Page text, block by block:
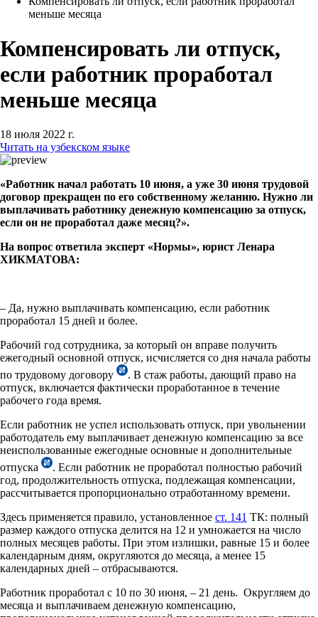
меньше месяца
Компенсировать ли отпуск,
если работник проработал
меньше месяца
18 июля 2022 г.
Читать на узбекском языке
«Работник начал работать 10 июня, а уже 30 июня трудовой
договор прекращен по его собственному желанию. Нужно ли
выплачивать работнику денежную компенсацию за отпуск,
если он не проработал даже месяц?».
На вопрос ответила эксперт «Нормы», юрист Ленара
ХИКМАТОВА:
– Да, нужно выплачивать компенсацию, если работник
проработал 15 дней и более.
Рабочий год сотрудника, за который он вправе получить
ежегодный основной отпуск, исчисляется со дня начала работы
по трудовому договору
. В стаж работы, дающий право на
отпуск, включается фактически проработанное в течение
рабочего года время.
Если работник не успел использовать отпуск, при увольнении
работодатель ему выплачивает денежную компенсацию за все
неиспользованные ежегодные основные и дополнительные
отпуска
. Если работник не проработал полностью рабочий
год, продолжительность отпуска, подлежащая компенсации,
рассчитывается пропорционально отработанному времени.
Здесь применяется правило, установленное ст. 141 ТК: полный
размер каждого отпуска делится на 12 и умножается на число
полных месяцев работы. При этом излишки, равные 15 и более
календарным дням, округляются до месяца, а менее 15
календарных дней – отбрасываются.
Работник проработал с 10 по 30 июня, – 21 день. Округляем до
месяца и выплачиваем денежную компенсацию,